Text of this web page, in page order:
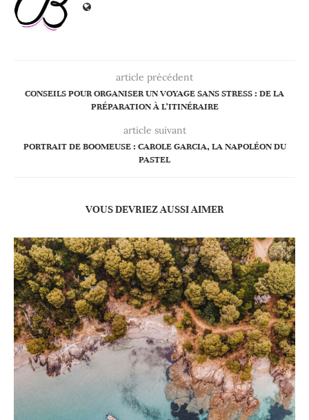
article précédent
CONSEILS POUR ORGANISER UN VOYAGE SANS STRESS : DE LA
PRÉPARATION À L’ITINÉRAIRE
article suivant
PORTRAIT DE BOOMEUSE : CAROLE GARCIA, LA NAPOLÉON DU
PASTEL
VOUS DEVRIEZ AUSSI AIMER